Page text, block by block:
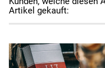
Artikel gekauft: